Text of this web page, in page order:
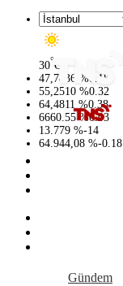
30°C
47,7436 %0.18
55,2510 %0.32
64,4811 %0.38
6660.55 %0.03
13.779 %-14
64.944,08 %-0.18
Gündem